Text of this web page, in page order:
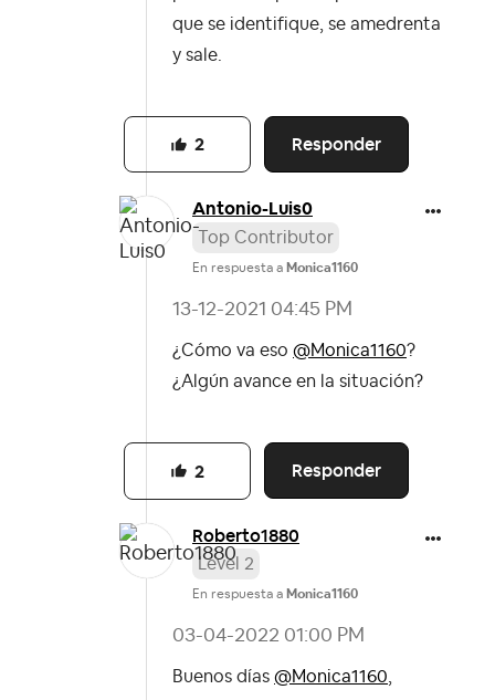
que se identifique, se amedrenta
y sale.
Responder
2
Antonio-Luis0
Top Contributor
En respuesta a Monica1160
‎13-12-2021 04:45 PM
¿Cómo va eso @Monica1160?
¿Algún avance en la situación?
Responder
2
Roberto1880
Level 2
En respuesta a Monica1160
‎03-04-2022 01:00 PM
Buenos días @Monica1160